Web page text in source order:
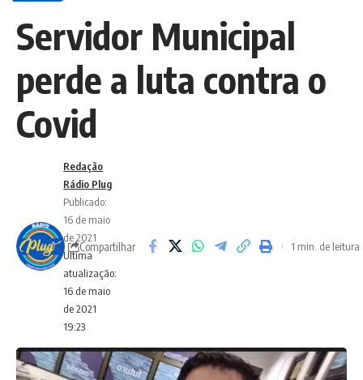
Servidor Municipal
perde a luta contra o
Covid
Ultima
atualização:
16 de maio
de 2021
19:23
Redação
Rádio Plug
Publicado:
16 de maio
de 2021
Compartilhar 1 min. de leitura